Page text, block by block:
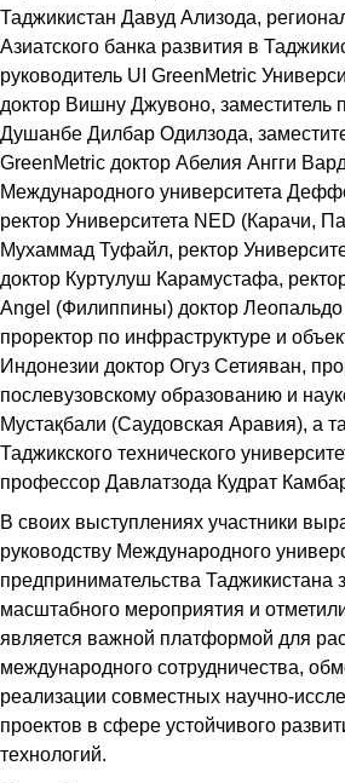
Таджикистан Давуд Ализода,
Азиатского банка развития в
руководитель UI GreenMetric
доктор Вишну Джувоно, заместитель
Душанбе Дилбар Одилзода,
GreenMetric доктор Абелия Ангги
Международного университета
ректор Университета NED (Карачи,
Мухаммад Туфайл, ректор
доктор Куртулуш Карамустафа,
Angel (Филиппины) доктор
проректор по инфраструктуре и
Индонезии доктор Огуз Сетияван,
послевузовскому образованию и
Мустақбали (Саудовская Аравия), а
Таджикского технического
профессор Давлатзода Кудрат
В своих выступлениях участники
руководству Международного
предпринимательства Таджикистана
масштабного мероприятия и
является важной платформой для
международного сотрудничества,
реализации совместных научно-
проектов в сфере устойчивого
технологий.